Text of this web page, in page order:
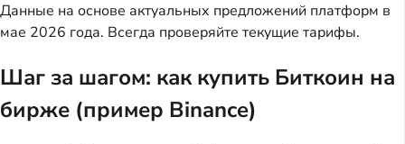
Данные на основе актуальных предложений платформ в
мае 2026 года. Всегда проверяйте текущие тарифы.
Шаг за шагом: как купить Биткоин на
бирже (пример Binance)